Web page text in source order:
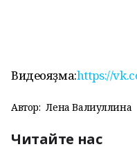
Видеояҙма:https://
Автор: Лена Валиуллина
Читайте нас